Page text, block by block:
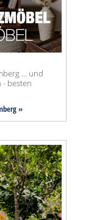
... und
- besten
»